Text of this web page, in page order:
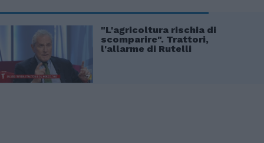
"L'agricoltura rischia di
scomparire". Trattori,
l'allarme di Rutelli